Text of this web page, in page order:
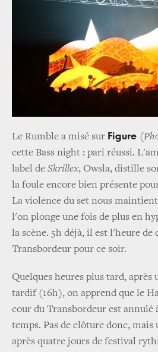
Le Rumble a misé sur Figure
cette Bass night : pari réussi.
label de Skrillex, Owsla, distille
la foule encore bien présente
La violence du set nous
l'on plonge une fois de plus en
la scène. 5h déjà, il est l'heure de
Transbordeur pour ce soir.
Quelques heures plus tard, après
tardif (16h), on apprend que le
cour du Transbordeur est annulé
temps. Pas de clôture donc,
après quatre jours de festival